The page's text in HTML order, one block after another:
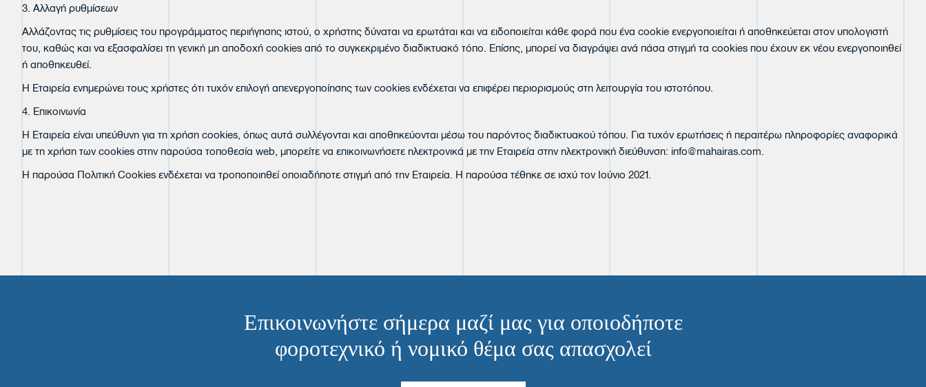
3. Αλλαγή ρυθμίσεων
Αλλάζοντας τις ρυθμίσεις του προγράμματος περιήγησης ιστού, ο χρήστης δύναται να ερωτάται και να ειδοποιείται κάθε φορά που ένα cookie ενεργοποιείται ή αποθηκεύεται στον υπολογιστή
του, καθώς και να εξασφαλίσει τη γενική μη αποδοχή cookies από το συγκεκριμένο διαδικτυακό τόπο. Επίσης, μπορεί να διαγράψει ανά πάσα στιγμή τα cookies που έχουν εκ νέου ενεργοποιηθεί
ή αποθηκευθεί.
Η Εταιρεία ενημερώνει τους χρήστες ότι τυχόν επιλογή απενεργοποίησης των cookies ενδέχεται να επιφέρει περιορισμούς στη λειτουργία του ιστοτόπου.
4. Επικοινωνία
Η Εταιρεία είναι υπεύθυνη για τη χρήση cookies, όπως αυτά συλλέγονται και αποθηκεύονται μέσω του παρόντος διαδικτυακού τόπου. Για τυχόν ερωτήσεις ή περαιτέρω πληροφορίες αναφορικά
με τη χρήση των cookies στην παρούσα τοποθεσία web, μπορείτε να επικοινωνήσετε ηλεκτρονικά με την Εταιρεία στην ηλεκτρονική διεύθυνση: info@mahairas.com
Η παρούσα Πολιτική Cookies ενδέχεται να τροποποιηθεί οποιαδήποτε στιγμή από την Εταιρεία. Η παρούσα τέθηκε σε ισχύ τον Ιούνιο 2021.
Επικοινωνήστε σήμερα μαζί μας για οποιοδήποτε
φοροτεχνικό ή νομικό θέμα σας απασχολεί